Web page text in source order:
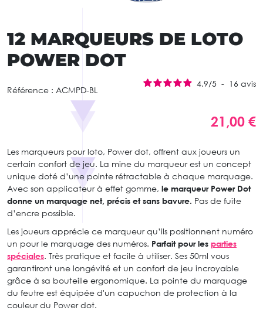
12 MARQUEURS DE LOTO
POWER DOT
Référence : ACMPD-BL
4.9/5 - 16 avis
21,00 €
Les marqueurs pour loto, Power dot, offrent aux joueurs un
certain confort de jeu. La mine du marqueur est un concept
unique doté d’une pointe rétractable à chaque marquage.
Avec son applicateur à effet gomme, le marqueur Power Dot
donne un marquage net, précis et sans bavure. Pas de fuite
d’encre possible.
Les joueurs apprécie ce marqueur qu’ils positionnent numéro
un pour le marquage des numéros. Parfait pour les parties
spéciales. Très pratique et facile à utiliser. Ses 50ml vous
garantiront une longévité et un confort de jeu incroyable
grâce à sa bouteille ergonomique. La pointe du marquage
du feutre est équipée d'un capuchon de protection à la
couleur du Power dot.